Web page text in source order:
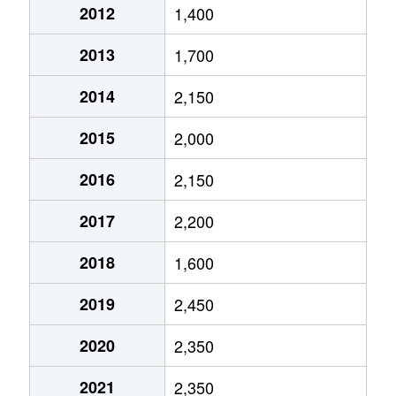
1,400万円
400万円
1,800万円
1,300万円
3,000万円
1,400万円
5,200万円
5,900万円
1,800万円
2012
1,400
2013
1,700
2014
2,150
2015
2,000
2016
2,150
2017
2,200
2018
1,600
2019
2,450
2020
2,350
2021
2,350